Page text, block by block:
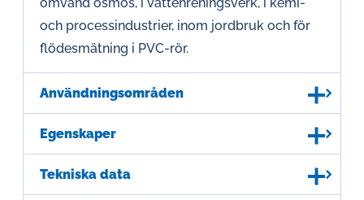
och processindustrier, inom jordbruk och för
flödesmätning i PVC-rör.
Användningsområden
Egenskaper
Tekniska data